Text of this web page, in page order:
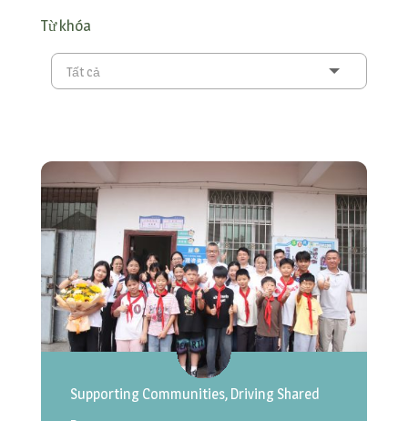
Từ khóa
Tất cả
Supporting Communities, Driving Shared